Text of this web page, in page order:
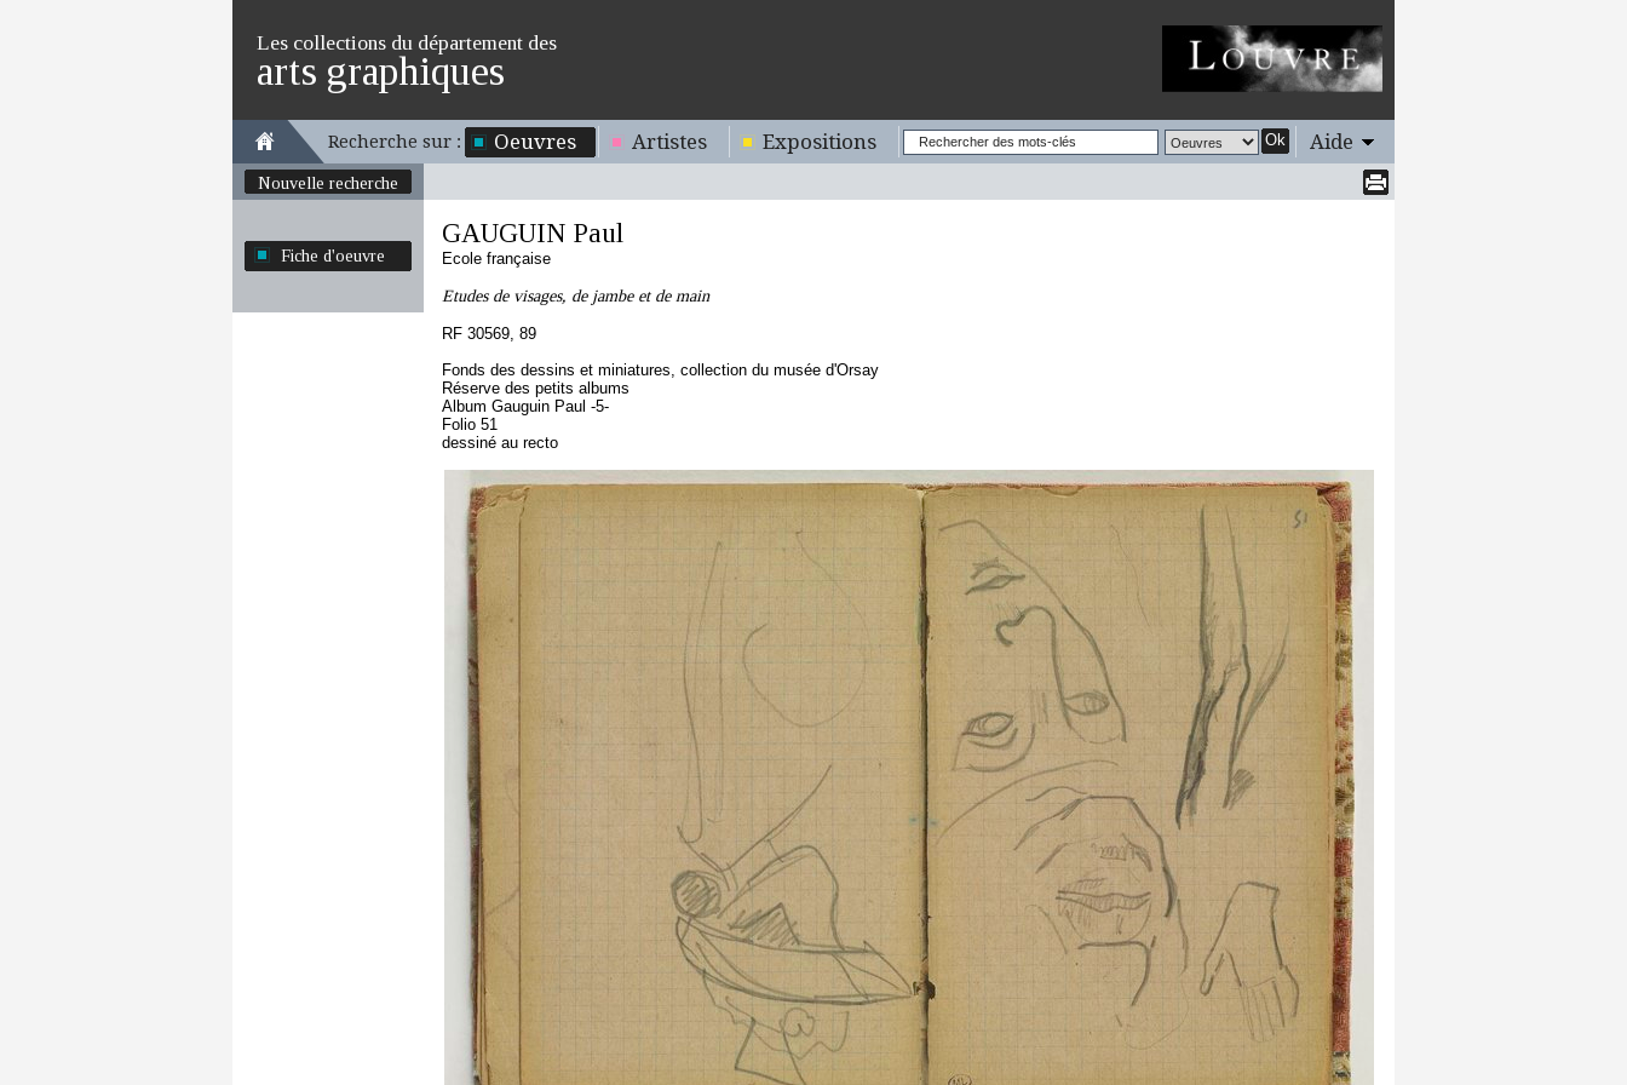
Les collections du département des
arts graphiques
Recherche sur : Oeuvres Artistes Expositions Ok Aide
Nouvelle recherche
Fiche d'oeuvre
GAUGUIN Paul
Ecole française
Etudes de visages, de jambe et de main
RF 30569, 89
Fonds des dessins et miniatures, collection du musée d'Orsay
Réserve des petits albums
Album Gauguin Paul -5-
Folio 51
dessiné au recto